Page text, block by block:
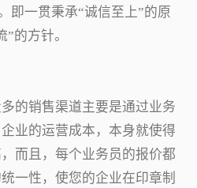
即一贯秉承“诚信至上”的原
的方针。
的销售渠道主要是通过业务
业的运营成本，本身就使得
而且，每个业务员的报价都
一性，使您的企业在印章制